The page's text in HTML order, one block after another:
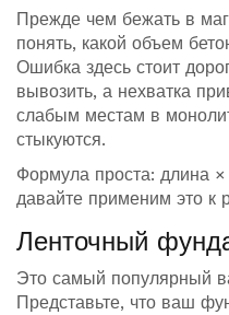
Прежде чем бежать в
понять, какой объем
Ошибка здесь стоит
вывозить, а нехватка
слабым местам в
стыкуются.
Формула проста: длина
давайте применим это к
Ленточный
Это самый популярный
Представьте, что ваш